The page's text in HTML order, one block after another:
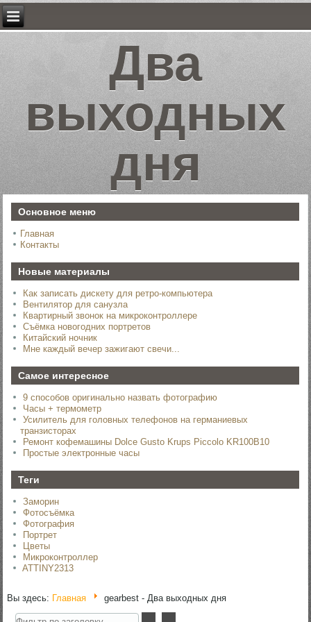
Два
выходных
дня
Основное меню
Главная
Контакты
Новые материалы
Как записать дискету для ретро-компьютера
Вентилятор для санузла
Квартирный звонок на микроконтроллере
Съёмка новогодних портретов
Китайский ночник
Мне каждый вечер зажигают свечи...
Самое интересное
9 способов оригинально назвать фотографию
Часы + термометр
Усилитель для головных телефонов на германиевых
транзисторах
Ремонт кофемашины Dolce Gusto Krups Piccolo KR100B10
Простые электронные часы
Теги
Заморин
Фотосъёмка
Фотография
Портрет
Цветы
Микроконтроллер
ATTINY2313
Вы здесь: Главная
gearbest - Два выходных дня
Фильтр